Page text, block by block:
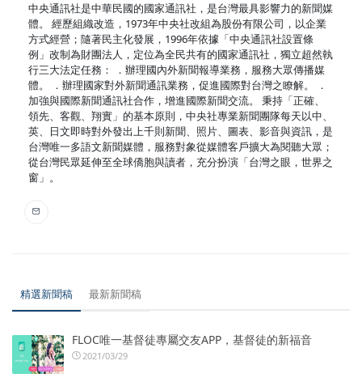
中央通訊社是中華民國的國家通訊社，是台灣最具影響力的新聞媒
體。 經歷組織改造，1973年中央社改組為股份有限公司，以企業
方式經營；隨著民主化發展，1996年依據「中央通訊社設置條
例」改制為財團法人，定位為全民共有的國家通訊社，獨立超然執
行三大法定任務： ．辦理國內外新聞報導業務，服務大眾傳播媒
體。 ．辦理國家對外新聞通訊業務，促進國際對台灣之瞭解。 ．
加強與國際新聞通訊社合作，增進國際新聞交流。 秉持「正確、
領先、客觀、翔實」的基本原則，中央社專業新聞團隊每天以中、
英、日文即時對外發出上千則新聞、照片、圖表、影音與資訊，是
台灣唯一多語文新聞媒體，服務對象從媒體客戶擴大為閱聽大眾；
從台灣民眾延伸至全球僑胞與讀者，充分扮演「台灣之眼，世界之
窗」。
精選新聞稿 最新新聞稿
FLOC唯一基督徒專屬交友APP，基督徒的新福音
2021/03/29